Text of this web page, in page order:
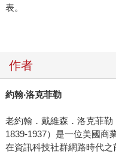
表。
作者
約翰‧洛克菲勒
老約翰．戴維森．洛克菲勒
1839-1937）是一位美國商
在資訊科技社群網路時代